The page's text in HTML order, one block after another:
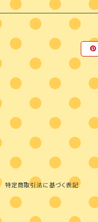
特定商取引法に基づく表記